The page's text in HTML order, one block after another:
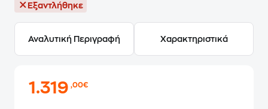
Εξαντλήθηκε
Αναλυτική Περιγραφή Χαρακτηριστικά
1.319,00€